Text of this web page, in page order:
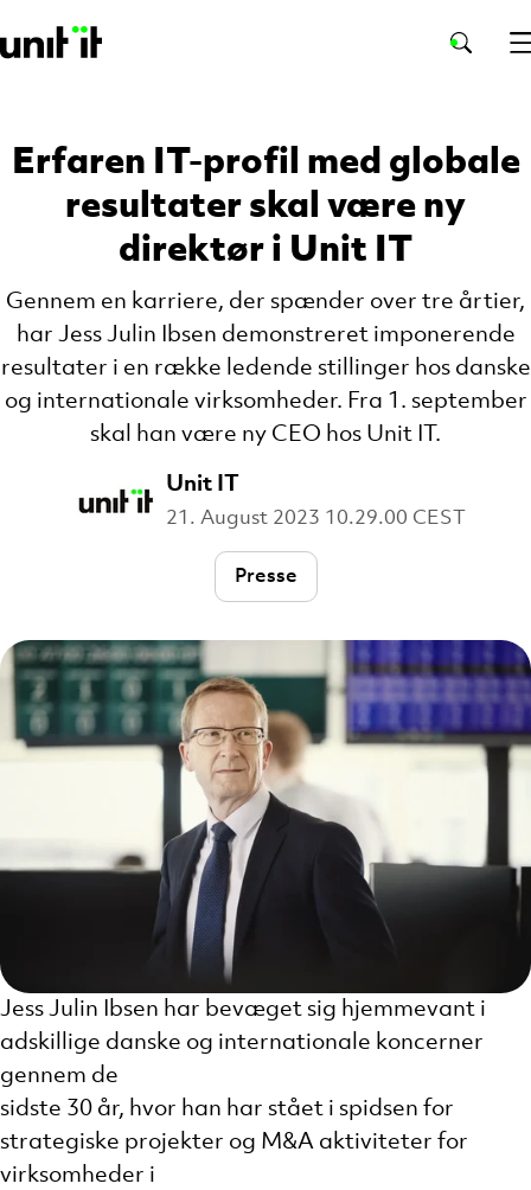
Erfaren IT-profil med globale
resultater skal være ny
direktør i Unit IT
Gennem en karriere, der spænder over tre årtier,
har Jess Julin Ibsen demonstreret imponerende
resultater i en række ledende stillinger hos danske
og internationale virksomheder. Fra 1. september
skal han være ny CEO hos Unit IT.
Unit IT
21. August 2023 10.29.00 CEST
Presse
Jess Julin Ibsen har bevæget sig hjemmevant i
adskillige danske og internationale koncerner
gennem de
sidste 30 år, hvor han har stået i spidsen for
strategiske projekter og M&A aktiviteter for
virksomheder i